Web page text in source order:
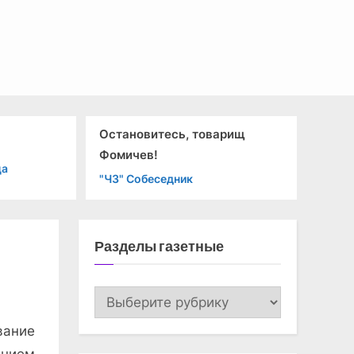
Остановитесь, товарищ
Фомичев!
"ЧЗ" Собеседник
Разделы газетные
Разделы
газетные